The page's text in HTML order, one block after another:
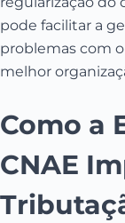
pode facilitar a
problemas com
melhor
Como a
CNAE